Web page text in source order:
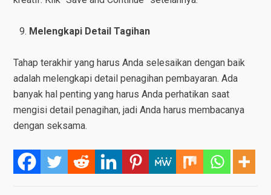
Melengkapi Detail Tagihan
Tahap terakhir yang harus Anda selesaikan dengan baik
adalah melengkapi detail penagihan pembayaran. Ada
banyak hal penting yang harus Anda perhatikan saat
mengisi detail penagihan, jadi Anda harus membacanya
dengan seksama.